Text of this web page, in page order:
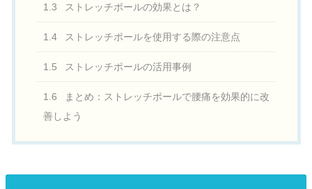
1.3 ストレッチポールの効果とは？
1.4 ストレッチポールを使用する際の注意点
1.5 ストレッチポールの活用事例
1.6
まとめ：ストレッチポールで腰痛を効果的に改
善しよう